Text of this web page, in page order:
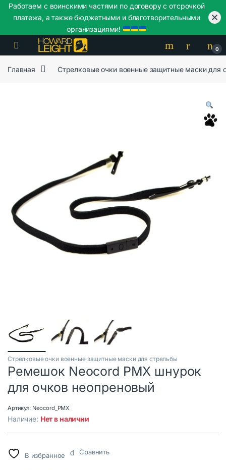
Skip to navigation
Skip to content
0
Главная Стрелковые очки военные защитные маски для
Стрелковые очки военные защитные маски для стрельбы
Ремешок Neocord PMX шнурок
для очков неопреновый
Артикул: Neocord_PMX
Наличие: Нет в наличии
В избранное Сравнить
Работаем с воинскими частями по договору с отсрочкой
платежа, а также бюджетными и благотворительными
организациями!